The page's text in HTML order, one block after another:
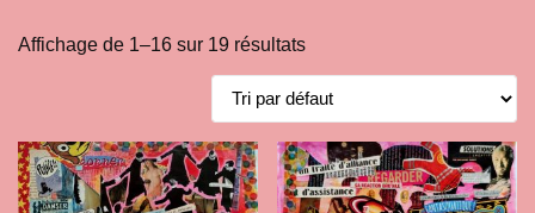
Affichage de 1–16 sur 19 résultats